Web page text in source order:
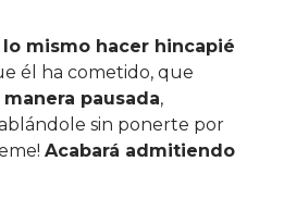
lo mismo hacer hincapié
él ha cometido, que
pausada,
sin ponerte por
Acabará admitiendo